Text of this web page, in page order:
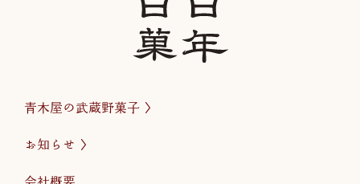
青木屋の武蔵野菓子
お知らせ